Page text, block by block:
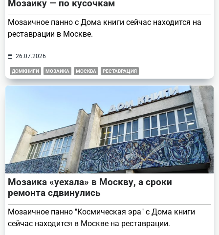
Мозаику — по кусочкам
Мозаичное панно с Дома книги сейчас находится на
реставрации в Москве.
26.07.2026
ДОМКНИГИ МОЗАИКА МОСКВА РЕСТАВРАЦИЯ
Мозаика «уехала» в Москву, а сроки
ремонта сдвинулись
Мозаичное панно "Космическая эра" с Дома книги
сейчас находится в Москве на реставрации.